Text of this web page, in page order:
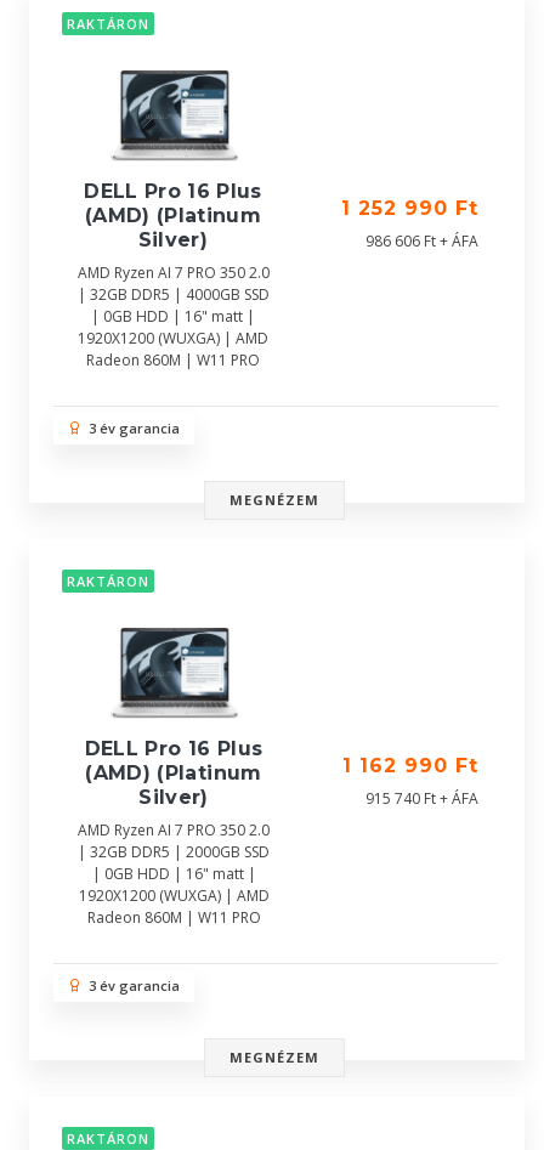
RAKTÁRON
DELL Pro 16 Plus
(AMD) (Platinum
Silver)
AMD Ryzen AI 7 PRO 350 2.0
| 32GB DDR5 | 4000GB SSD
| 0GB HDD | 16" matt |
1920X1200 (WUXGA) | AMD
Radeon 860M | W11 PRO
1 252 990 Ft
986 606 Ft + ÁFA
3 év garancia
MEGNÉZEM
RAKTÁRON
DELL Pro 16 Plus
(AMD) (Platinum
Silver)
AMD Ryzen AI 7 PRO 350 2.0
| 32GB DDR5 | 2000GB SSD
| 0GB HDD | 16" matt |
1920X1200 (WUXGA) | AMD
Radeon 860M | W11 PRO
1 162 990 Ft
915 740 Ft + ÁFA
3 év garancia
MEGNÉZEM
RAKTÁRON